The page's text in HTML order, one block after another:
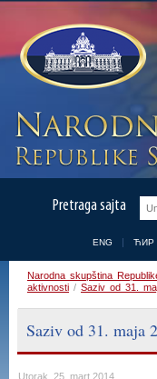
Pretraga sajta
ENG ЋИР
Narodna skupština
aktivnosti / Saziv od 31.
Saziv od 31. maja
Utorak, 25. mart 2014.